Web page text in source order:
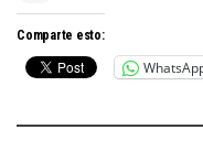
Comparte esto: